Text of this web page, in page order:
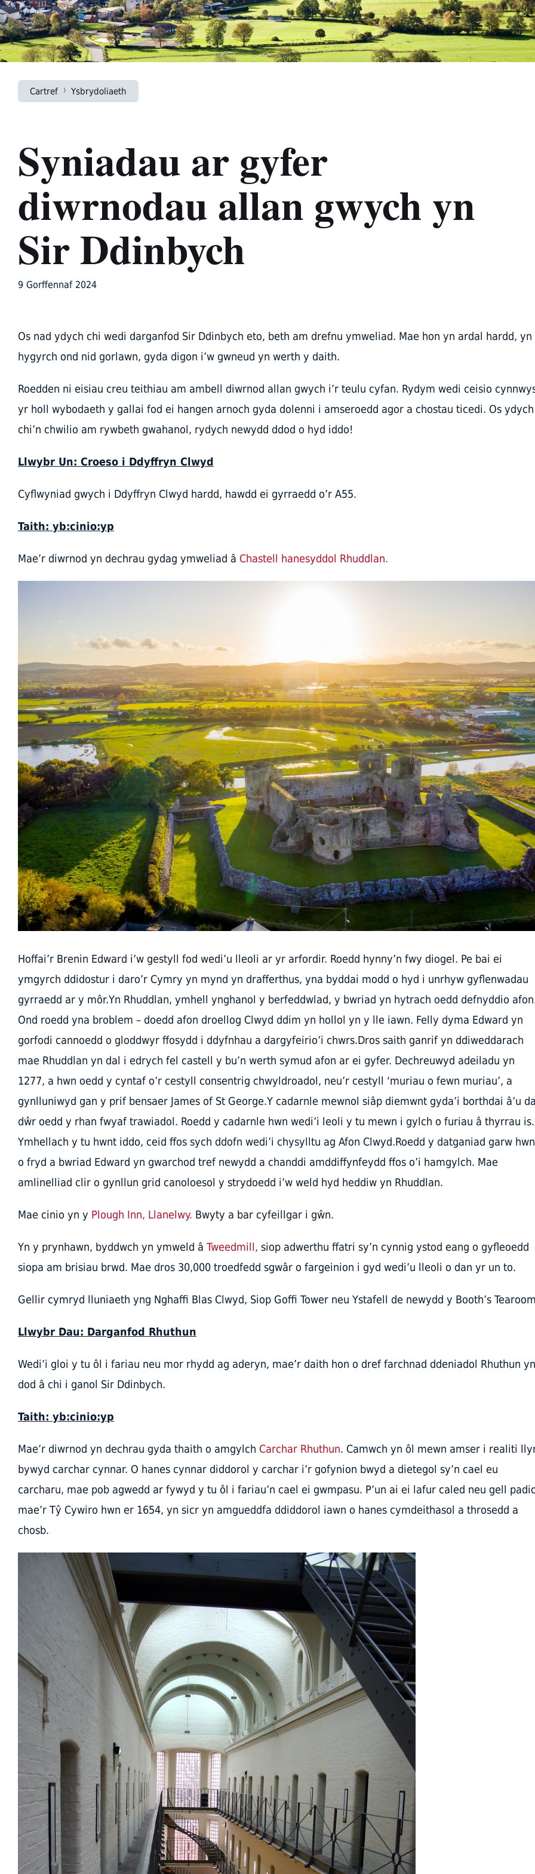
Cartref Ysbrydoliaeth
Syniadau ar gyfer
diwrnodau allan gwych yn
Sir Ddinbych
9 Gorffennaf 2024
Os nad ydych chi wedi darganfod Sir Ddinbych eto, beth am drefnu ymweliad. Mae hon yn ardal hardd, yn
hygyrch ond nid gorlawn, gyda digon i’w gwneud yn werth y daith.
Roedden ni eisiau creu teithiau am ambell diwrnod allan gwych i’r teulu cyfan. Rydym wedi ceisio
yr holl wybodaeth y gallai fod ei hangen arnoch gyda dolenni i amseroedd agor a chostau ticedi. Os ydych
chi’n chwilio am rywbeth gwahanol, rydych newydd ddod o hyd iddo!
Llwybr Un: Croeso i Ddyffryn Clwyd
Cyflwyniad gwych i Ddyffryn Clwyd hardd, hawdd ei gyrraedd o’r A55.
Taith: yb:cinio:yp
Mae’r diwrnod yn dechrau gydag ymweliad â Chastell hanesyddol Rhuddlan.
Hoffai’r Brenin Edward i’w gestyll fod wedi’u lleoli ar yr arfordir. Roedd hynny’n fwy diogel. Pe bai ei
ymgyrch ddidostur i daro’r Cymry yn mynd yn drafferthus, yna byddai modd o hyd i unrhyw gyflenwadau
gyrraedd ar y môr.Yn Rhuddlan, ymhell ynghanol y berfeddwlad, y bwriad yn hytrach oedd defnyddio
Ond roedd yna broblem – doedd afon droellog Clwyd ddim yn hollol yn y lle iawn. Felly dyma Edward yn
gorfodi cannoedd o gloddwyr ffosydd i ddyfnhau a dargyfeirio’i chwrs.Dros saith ganrif yn ddiweddarach
mae Rhuddlan yn dal i edrych fel castell y bu’n werth symud afon ar ei gyfer. Dechreuwyd adeiladu yn
1277, a hwn oedd y cyntaf o’r cestyll consentrig chwyldroadol, neu’r cestyll ‘muriau o fewn muriau’, a
gynlluniwyd gan y prif bensaer James of St George.Y cadarnle mewnol siâp diemwnt gyda’i borthdai â’u
dŵr oedd y rhan fwyaf trawiadol. Roedd y cadarnle hwn wedi’i leoli y tu mewn i gylch o furiau â thyrrau is.
Ymhellach y tu hwnt iddo, ceid ffos sych ddofn wedi’i chysylltu ag Afon Clwyd.Roedd y datganiad garw hwn
o fryd a bwriad Edward yn gwarchod tref newydd a chanddi amddiffynfeydd ffos o’i hamgylch. Mae
amlinelliad clir o gynllun grid canoloesol y strydoedd i’w weld hyd heddiw yn Rhuddlan.
Mae cinio yn y Plough Inn, Llanelwy. Bwyty a bar cyfeillgar i gŵn.
Yn y prynhawn, byddwch yn ymweld â Tweedmill, siop adwerthu ffatri sy’n cynnig ystod eang o gyfleoedd
siopa am brisiau brwd. Mae dros 30,000 troedfedd sgwâr o fargeinion i gyd wedi’u lleoli o dan yr un to.
Gellir cymryd lluniaeth yng Nghaffi Blas Clwyd, Siop Goffi Tower neu Ystafell de newydd y Booth’s
Llwybr Dau: Darganfod Rhuthun
Wedi’i gloi y tu ôl i fariau neu mor rhydd ag aderyn, mae’r daith hon o dref farchnad ddeniadol Rhuthun yn
dod â chi i ganol Sir Ddinbych.
Taith: yb:cinio:yp
Mae’r diwrnod yn dechrau gyda thaith o amgylch Carchar Rhuthun. Camwch yn ôl mewn amser i realiti
bywyd carchar cynnar. O hanes cynnar diddorol y carchar i’r gofynion bwyd a dietegol sy’n cael eu
carcharu, mae pob agwedd ar fywyd y tu ôl i fariau’n cael ei gwmpasu. P’un ai ei lafur caled neu gell
mae’r Tŷ Cywiro hwn er 1654, yn sicr yn amgueddfa ddiddorol iawn o hanes cymdeithasol a throsedd a
chosb.